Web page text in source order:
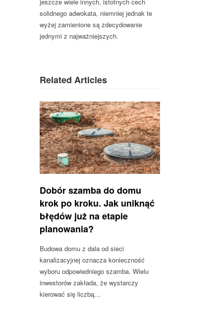
jeszcze wiele innych, istotnych cech
solidnego adwokata, niemniej jednak te
wyżej zamienione są zdecydowanie
jednymi z najważniejszych.
Related Articles
Dobór szamba do domu
krok po kroku. Jak uniknąć
błędów już na etapie
planowania?
Budowa domu z dala od sieci
kanalizacyjnej oznacza konieczność
wyboru odpowiedniego szamba. Wielu
inwestorów zakłada, że wystarczy
kierować się liczbą…